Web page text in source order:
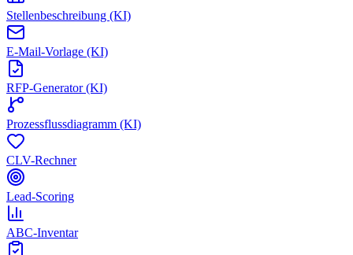
Stellenbeschreibung (KI)
E-Mail-Vorlage (KI)
RFP-Generator (KI)
Prozessflussdiagramm (KI)
CLV-Rechner
Lead-Scoring
ABC-Inventar